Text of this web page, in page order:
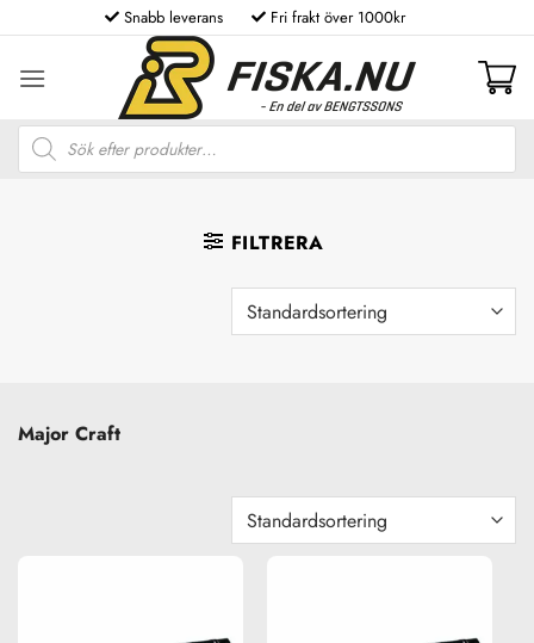
to
content
Snabb leverans Fri frakt över 1000kr
Produktsökning
FILTRERA
Major Craft